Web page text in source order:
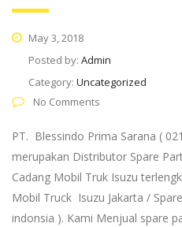
May 3, 2018
Posted by: Admin
Category: Uncategorized
No Comments
PT. Blessindo Prima Sarana (
merupakan Distributor Spare
Cadang Mobil Truk Isuzu
Mobil Truck Isuzu Jakarta /
indonsia ). Kami Menjual spare